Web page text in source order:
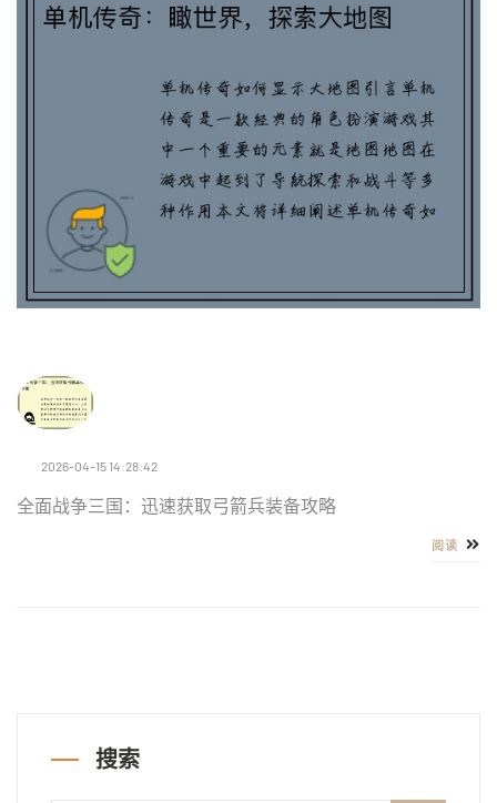
2026-04-15 14:28:42
全面战争三国：迅速获取弓箭兵装备攻略
阅读
搜索